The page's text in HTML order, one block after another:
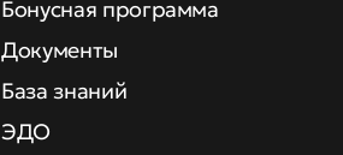
Бонусная программа
Документы
База знаний
ЭДО